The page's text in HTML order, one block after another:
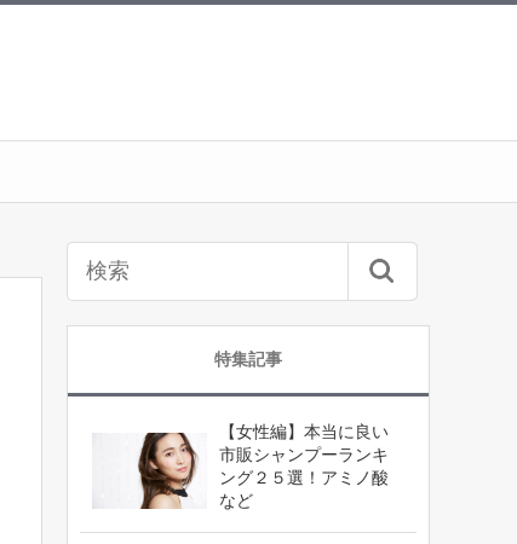
特集記事
【女性編】本当に良い
市販シャンプーランキ
ング２５選！アミノ酸
など